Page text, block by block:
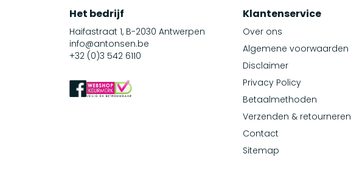
Het bedrijf
Haifastraat 1, B-2030 Antwerpen
info@antonsen.be
+32 (0)3 542 6110
Klantenservice
Over ons
Algemene voorwaarden
Disclaimer
Privacy Policy
Betaalmethoden
Verzenden & retourneren
Contact
Sitemap